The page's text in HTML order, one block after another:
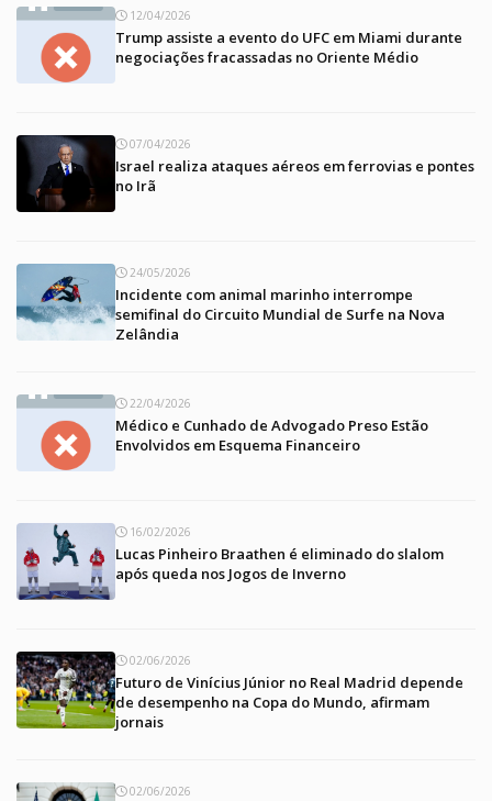
12/04/2026
Trump assiste a evento do UFC em Miami durante
negociações fracassadas no Oriente Médio
07/04/2026
Israel realiza ataques aéreos em ferrovias e pontes
no Irã
24/05/2026
Incidente com animal marinho interrompe
semifinal do Circuito Mundial de Surfe na Nova
Zelândia
22/04/2026
Médico e Cunhado de Advogado Preso Estão
Envolvidos em Esquema Financeiro
16/02/2026
Lucas Pinheiro Braathen é eliminado do slalom
após queda nos Jogos de Inverno
02/06/2026
Futuro de Vinícius Júnior no Real Madrid depende
de desempenho na Copa do Mundo, afirmam
jornais
02/06/2026